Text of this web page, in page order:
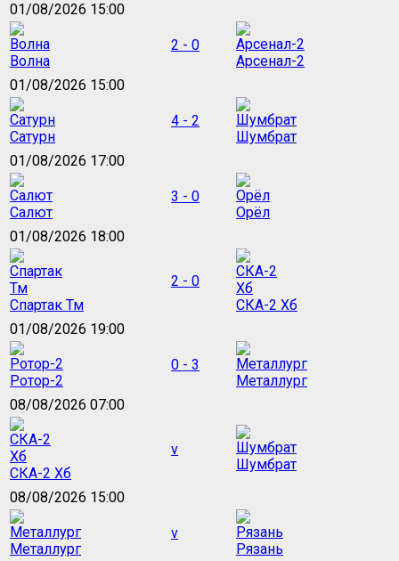
01/08/2026 15:00
Волна
2 - 0
Арсенал-2
01/08/2026 15:00
Сатурн
4 - 2
Шумбрат
01/08/2026 17:00
Салют
3 - 0
Орёл
01/08/2026 18:00
Спартак Тм
2 - 0
СКА-2 Хб
01/08/2026 19:00
Ротор-2
0 - 3
Металлург
08/08/2026 07:00
СКА-2 Хб
v
Шумбрат
08/08/2026 15:00
Металлург
v
Рязань